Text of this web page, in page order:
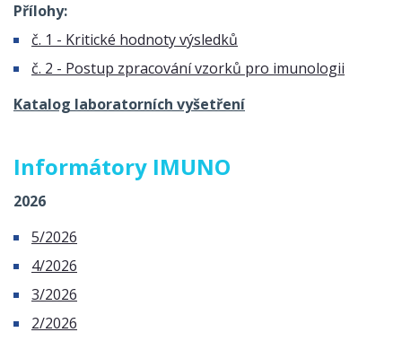
Přílohy:
č. 1 - Kritické hodnoty výsledků
č. 2 - Postup zpracování vzorků pro imunologii
Katalog laboratorních vyšetření
Informátory IMUNO
2026
5/2026
4/2026
3/2026
2/2026